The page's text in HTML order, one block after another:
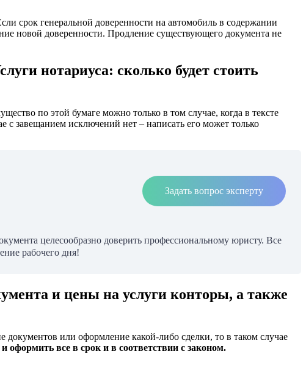
срок генеральной доверенности на автомобиль в содержании
новой доверенности. Продление существующего документа не
нотариуса: сколько будет стоить
по этой бумаге можно только в том случае, когда в тексте
с завещанием исключений нет – написать его может только
Задать вопрос эксперту
целесообразно доверить профессиональному юристу. Все
рабочего дня!
и цены на услуги конторы, а также
документов или оформление какой-либо сделки, то в таком случае
оформить все в срок и в соответствии с законом.